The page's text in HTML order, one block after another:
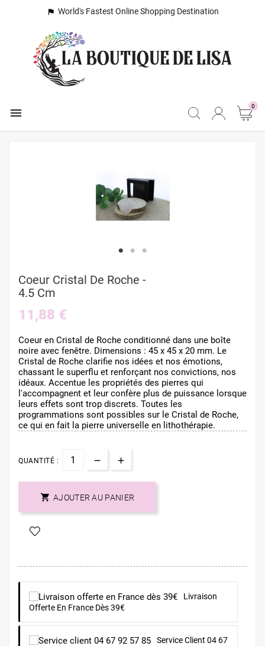
 World's Fastest Online Shopping Destination
 0
Coeur Cristal De Roche -
4.5 Cm
11,88 €
Coeur en Cristal de Roche conditionné dans une boîte
noire avec fenêtre. Dimensions : 45 x 45 x 20 mm. Le
Cristal de Roche clarifie nos idées et nos émotions,
chassant le superflu et renforçant nos convictions, nos
idéaux. Accentue les propriétés des pierres qui
l'accompagnent et leur confère plus de puissance lorsque
leurs effets sont trop discrets. Toutes les
programmations sont possibles sur le Cristal de Roche,
ce qui en fait la pierre universelle en lithothérapie.
QUANTITÉ :
 AJOUTER AU PANIER
Livraison
Offerte En France Dès 39€
Service Client 04 67